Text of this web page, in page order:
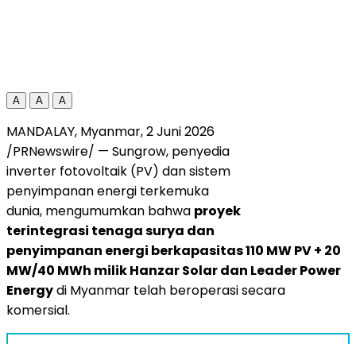
A A A
MANDALAY, Myanmar,2 Juni 2026
/PRNewswire/ — Sungrow, penyedia
inverter fotovoltaik (PV) dan sistem
penyimpanan energi terkemuka
dunia, mengumumkan bahwa proyek
terintegrasi tenaga surya dan
penyimpanan energi berkapasitas 110 MW PV + 20
MW/40 MWh milik Hanzar Solar dan Leader Power
Energydi Myanmar telah beroperasi secara
komersial.